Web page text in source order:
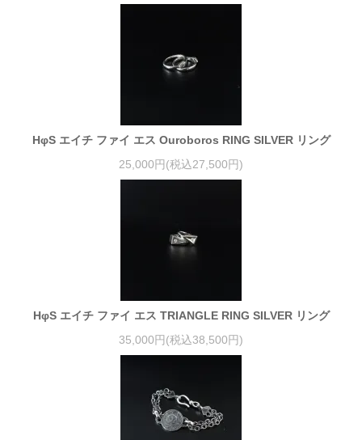
HφS エイチ ファイ エス Ouroboros RING SILVER リング
25,000円(税込27,500円)
HφS エイチ ファイ エス TRIANGLE RING SILVER リング
35,000円(税込38,500円)